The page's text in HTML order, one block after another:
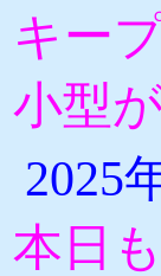
キー
小型
2025
本日